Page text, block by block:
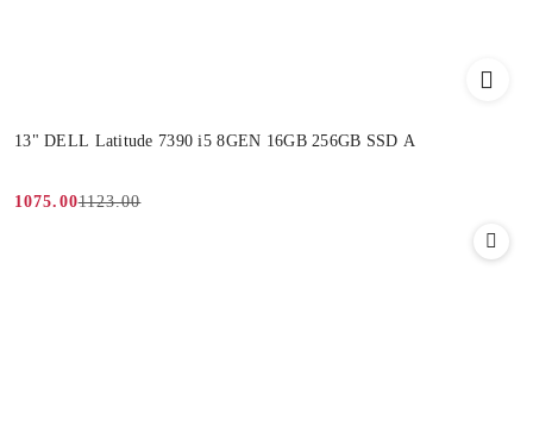
13" DELL Latitude 7390 i5 8GEN 16GB 256GB SSD A
Cena
1075.00
Cena
1123.00